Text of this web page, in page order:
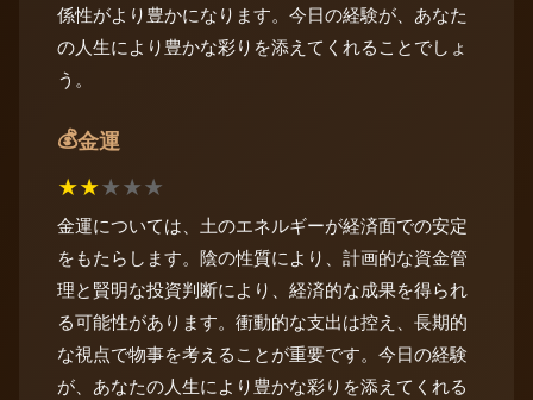
係性がより豊かになります。今日の経験が、あなた
の人生により豊かな彩りを添えてくれることでしょ
う。
💰金運
★★★★★
金運については、土のエネルギーが経済面での安定
をもたらします。陰の性質により、計画的な資金管
理と賢明な投資判断により、経済的な成果を得られ
る可能性があります。衝動的な支出は控え、長期的
な視点で物事を考えることが重要です。今日の経験
が、あなたの人生により豊かな彩りを添えてくれる